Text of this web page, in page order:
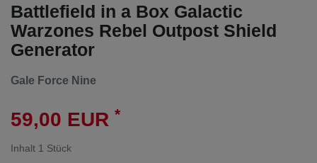
Battlefield in a Box Galactic
Warzones Rebel Outpost Shield
Generator
Gale Force Nine
59,00 EUR *
Inhalt 1 Stück